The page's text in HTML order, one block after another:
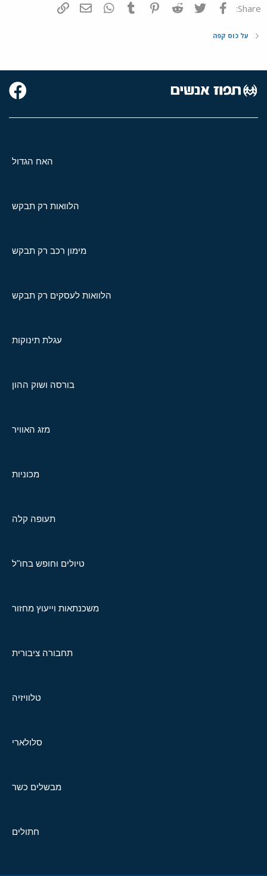
Share: פייסבוק Twitter
Reddit
Pinterest
Tumblr
WhatsAppדואר אלקטרוני
על כוס קפה
האח הגדול
הלוואות רק תבקש
מימון רכב רק תבקש
הלוואות לעסקים רק תבקש
עגלת תינוקות
בורסה ושוק ההון
מזג האוויר
מכוניות
תעופה קלה
טיולים וחופש בחו"ל
משכנתאות וייעוץ מחזור
תחבורה ציבורית
טלוויזיה
סלולארי
מבשלים כשר
חתולים